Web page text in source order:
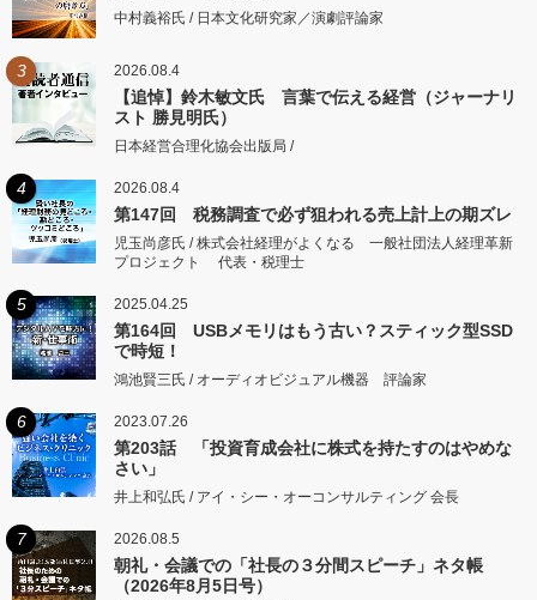
中村義裕氏 / 日本文化研究家／演劇評論家
3 2026.08.4
【追悼】鈴木敏文氏 言葉で伝える経営（ジャーナリ
スト 勝見明氏）
日本経営合理化協会出版局 /
4 2026.08.4
第147回 税務調査で必ず狙われる売上計上の期ズレ
児玉尚彦氏 / 株式会社経理がよくなる 一般社団法人経理革新
プロジェクト 代表・税理士
5 2025.04.25
第164回 USBメモリはもう古い？スティック型SSD
で時短！
鴻池賢三氏 / オーディオビジュアル機器 評論家
6 2023.07.26
第203話 「投資育成会社に株式を持たすのはやめな
さい」
井上和弘氏 / アイ・シー・オーコンサルティング 会長
7 2026.08.5
朝礼・会議での「社長の３分間スピーチ」ネタ帳
（2026年8月5日号）